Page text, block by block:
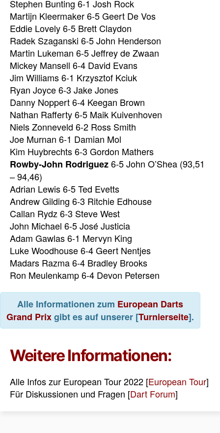
Stephen Bunting 6-1 Josh Rock
Martijn Kleermaker 6-5 Geert De Vos
Eddie Lovely 6-5 Brett Claydon
Radek Szaganski 6-5 John Henderson
Martin Lukeman 6-5 Jeffrey de Zwaan
Mickey Mansell 6-4 David Evans
Jim Williams 6-1 Krzysztof Kciuk
Ryan Joyce 6-3 Jake Jones
Danny Noppert 6-4 Keegan Brown
Nathan Rafferty 6-5 Maik Kuivenhoven
Niels Zonneveld 6-2 Ross Smith
Joe Murnan 6-1 Damian Mol
Kim Huybrechts 6-3 Gordon Mathers
Rowby-John Rodriguez6-5 John O’Shea (93,51
– 94,46)
Adrian Lewis 6-5 Ted Evetts
Andrew Gilding 6-3 Ritchie Edhouse
Callan Rydz 6-3 Steve West
John Michael 6-5 José Justicia
Adam Gawlas 6-1 Mervyn King
Luke Woodhouse 6-4 Geert Nentjes
Madars Razma 6-4 Bradley Brooks
Ron Meulenkamp 6-4 Devon Petersen
Alle Informationen zum European Darts
Grand Prixgibt es auf unserer [Turnierseite].
Weitere Informationen:
Alle Infos zur European Tour 2022 [European Tour]
Für Diskussionen und Fragen [Dart Forum]